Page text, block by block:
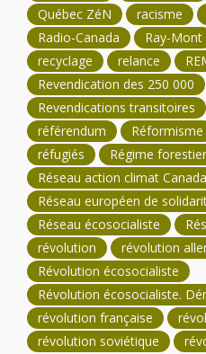
Québec ZéN
racisme
Radio-Canada
Ray-Mont
recyclage
relance
Revendication des 250 000
Revendications transitoires
référendum
Réformisme
réfugiés
Régime forestier
Réseau action climat Canada
Réseau européen de
Réseau écosocialiste
révolution
révolution
Révolution écosocialiste
Révolution écosocialiste.
révolution française
révolution soviétique